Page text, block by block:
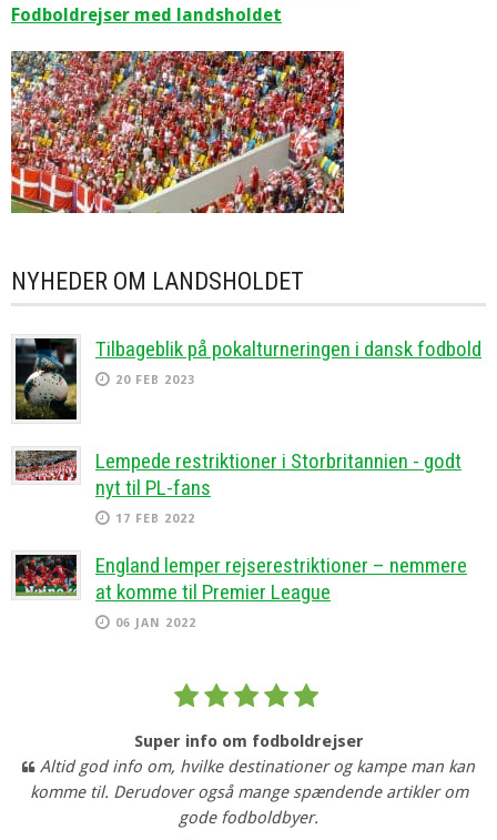
Fodboldrejser med landsholdet
NYHEDER OM LANDSHOLDET
Tilbageblik på pokalturneringen i dansk fodbold
20 FEB 2023
Lempede restriktioner i Storbritannien - godt
nyt til PL-fans
17 FEB 2022
England lemper rejserestriktioner – nemmere
at komme til Premier League
06 JAN 2022
Super info om fodboldrejser
Altid god info om, hvilke destinationer og kampe man kan
komme til. Derudover også mange spændende artikler om
gode fodboldbyer.